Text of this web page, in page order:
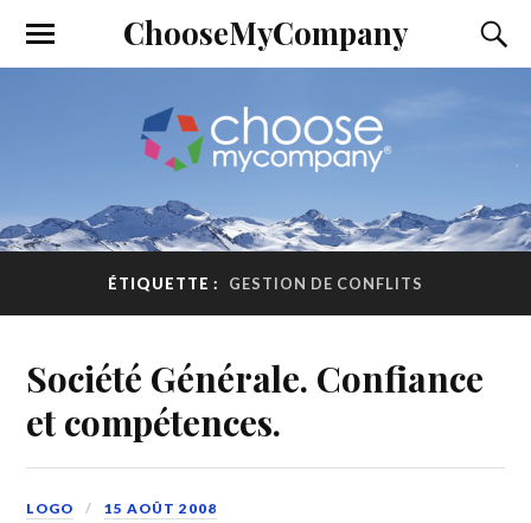
ChooseMyCompany
ÉTIQUETTE : GESTION DE CONFLITS
Société Générale. Confiance
et compétences.
LOGO 15 AOÛT 2008